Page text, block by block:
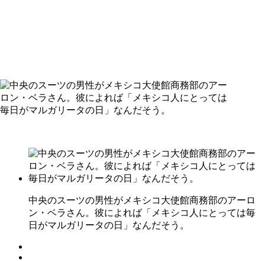
中央のスーツの男性がメキシコ大使館商務部のアーロ
ン・ベラさん。彼によれば「メキシコ人にとっては毎
日がマルガリータの日」なんだそう。